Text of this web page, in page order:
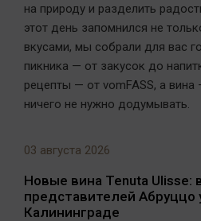
на природу и разделить
этот день запомнился не
вкусами, мы собрали для вас
пикника — от закусок до
рецепты — от vomFASS, а
ничего не нужно додумывать.
03 августа 2026
Новые вина Tenuta Ulisse:
представителей Абруццо
Калининграде